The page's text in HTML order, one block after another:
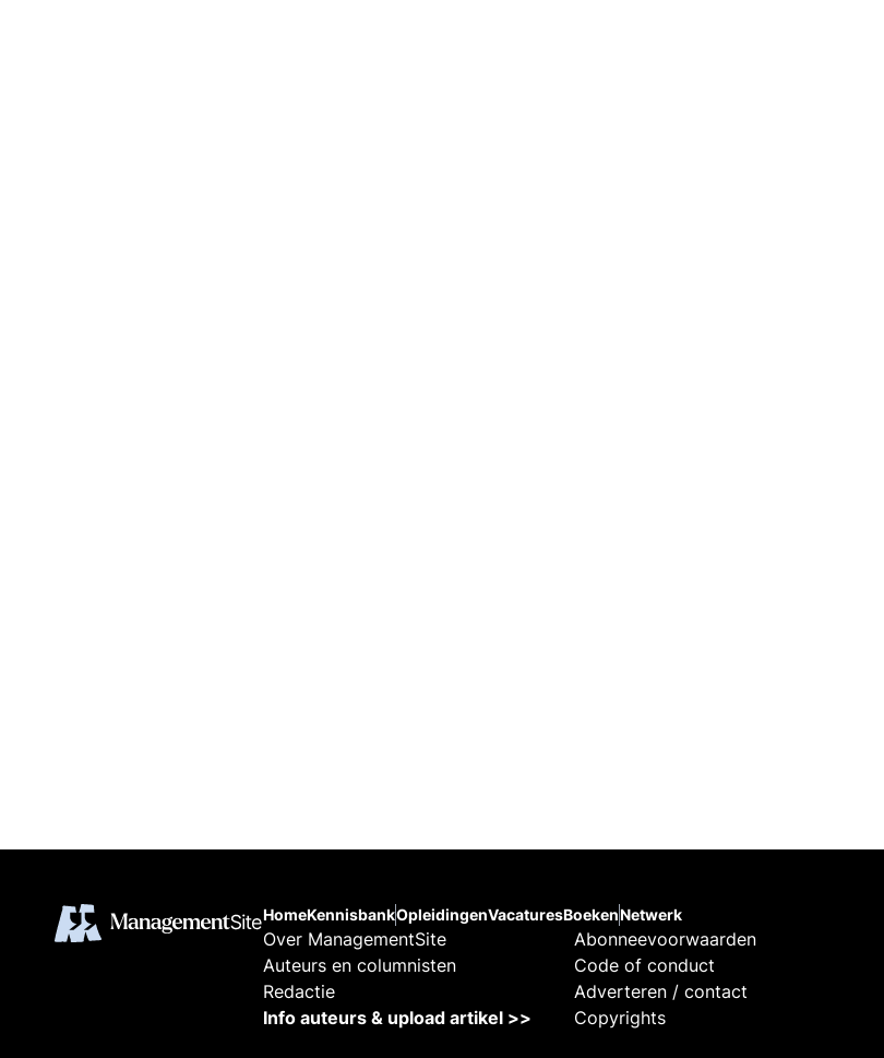
HomeKennisbankOpleidingenVacaturesBoekenNetwerk
Over ManagementSite
Auteurs en columnisten
Redactie
Info auteurs & upload artikel >>
Abonneevoorwaarden
Code of conduct
Adverteren / contact
Copyrights